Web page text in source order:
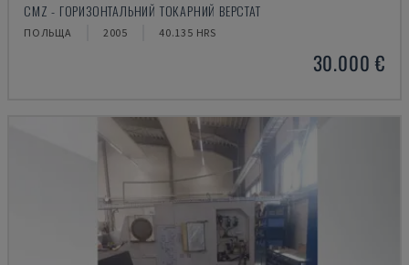
CMZ - ГОРИЗОНТАЛЬНИЙ ТОКАРНИЙ ВЕРСТАТ
ПОЛЬЩА 2005 40.135 HRS
30.000 €